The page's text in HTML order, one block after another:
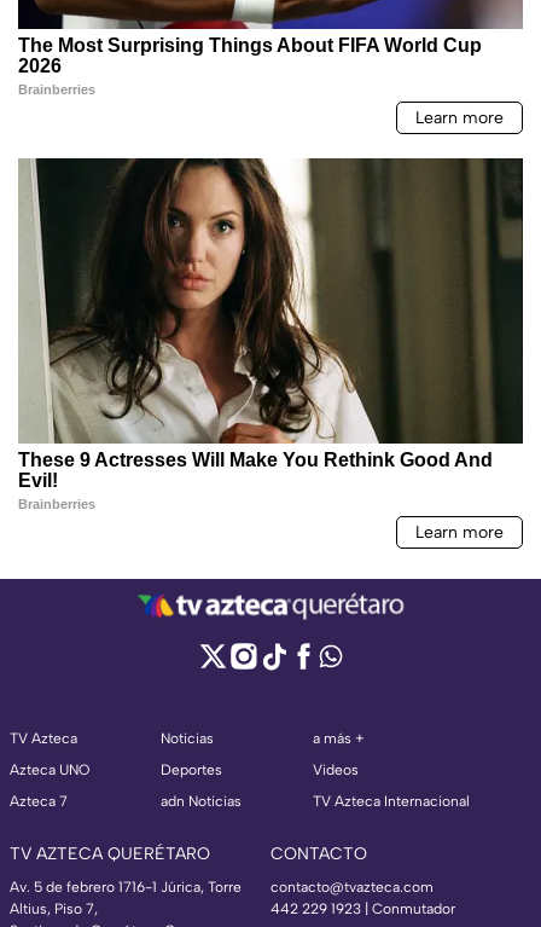
TV Azteca
Azteca UNO
Azteca 7
Noticias
Deportes
adn Noticias
a más +
Videos
TV Azteca Internacional
TV AZTECA QUERÉTARO
Av. 5 de febrero 1716-1 Júrica, Torre
Altius, Piso 7,
CONTACTO
contacto@tvazteca.com
442 229 1923 | Conmutador